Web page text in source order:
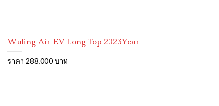
Wuling Air EV Long Top 2023Year
ราคา 288,000 บาท